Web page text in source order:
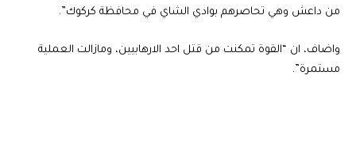
من داعش وهي تحاصرهم بوادي الشاي في محافظة كركوك”.
واضاف، ان “القوة تمكنت من قتل احد الارهابيين، ومازالت العملية
مستمرة”.